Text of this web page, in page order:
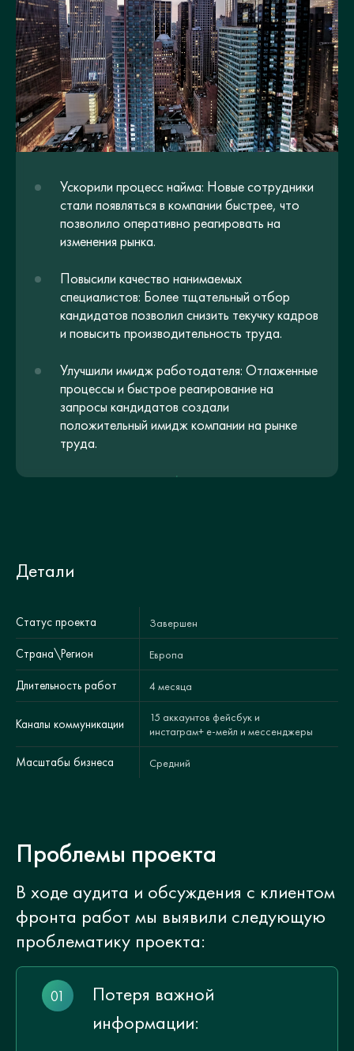
Ускорили процесс найма: Новые сотрудники
стали появляться в компании быстрее, что
позволило оперативно реагировать на
изменения рынка.
Повысили качество нанимаемых
специалистов: Более тщательный отбор
кандидатов позволил снизить текучку кадров
и повысить производительность труда.
Улучшили имидж работодателя: Отлаженные
процессы и быстрое реагирование на
запросы кандидатов создали
положительный имидж компании на рынке
труда.
Детали
Статус проекта Завершен
Страна\Регион Европа
Длительность работ 4 месяца
Каналы коммуникации
15 аккаунтов фейсбук и
инстаграм+ е-мейл и мессенджеры
Масштабы бизнеса Средний
Проблемы проекта
В ходе аудита и обсуждения с клиентом
фронта работ мы выявили следующую
проблематику проекта:
Потеря важной
информации: